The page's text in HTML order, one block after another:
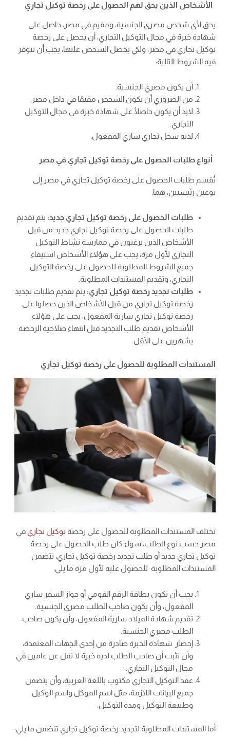
الأشخاص الذين يحق لهم الحصول على رخصة توكيل تجاري
يحق لأي شخص مصري الجنسية، ومقيم في مصر، حاصل على
شهادة خبرة في مجال التوكيل التجاري، أن يحصل على رخصة
توكيل تجاري في مصر، ولكي يحصل الشخص عليها، يجب أن تتوفر
فيه الشروط التالية:
أن يكون مصري الجنسية.
من الضروري أن يكون الشخص مقيمًا في داخل مصر.
لابد أن يكون حاصلًا على شهادة خبرة في مجال التوكيل
التجاري.
لديه سجل تجاري ساري المفعول.
أنواع طلبات الحصول على رخصة توكيل تجاري في مصر
تُقسم طلبات الحصول على رخصة توكيل تجاري في مصر إلى
نوعين رئيسيين، هما:
طلبات الحصول على رخصة توكيل تجاري جديد: يتم تقديم
طلبات الحصول على رخصة توكيل تجاري جديد من قبل
الأشخاص الذين يرغبون في ممارسة نشاط التوكيل
التجاري لأول مرة، يجب على هؤلاء الأشخاص استيفاء
جميع الشروط المطلوبة للحصول على رخصة التوكيل
التجاري، وتقديم المستندات المطلوبة.
طلبات تجديد رخصة توكيل تجاري: يتم تقديم طلبات تجديد
رخصة توكيل تجاري من قبل الأشخاص الذين حصلوا على
رخصة توكيل تجاري سارية المفعول، يجب على هؤلاء
الأشخاص تقديم طلب التجديد قبل انتهاء صلاحية الرخصة
بشهرين على الأقل.
المستندات المطلوبة للحصول على رخصة توكيل تجاري
تختلف المستندات المطلوبة للحصول على رخصة توكيل تجاري في
مصر حسب نوع الطلب، سواء كان طلب الحصول على رخصة
توكيل تجاري جديد أو طلب تجديد رخصة توكيل تجاري، تتضمن
المستندات المطلوبة للحصول عليه لأول مرة ما يلي:
يجب أن تكون بطاقة الرقم القومي أو جواز السفر ساري
المفعول، وأن يكون صاحب الطلب مصري الجنسية.
تقديم شهادة الميلاد سارية المفعول، وأن يكون صاحب
الطلب مصري الجنسية.
إحضار شهادة الخبرة صادرة من إحدى الجهات المعتمدة،
وأن تثبت أن صاحب الطلب لديه خبرة لا تقل عن عامين في
مجال التوكيل التجاري.
عقد التوكيل التجاري مكتوب باللغة العربية، وأن يتضمن
جميع البيانات اللازمة، مثل اسم الموكل واسم الوكيل
وطبيعة التوكيل ومدة التوكيل.
أما المستندات المطلوبة لتجديد رخصة توكيل تجاري تتضمن ما يلي: